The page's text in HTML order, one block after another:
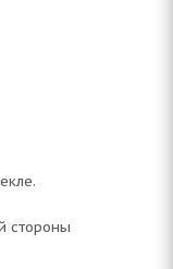
стороны